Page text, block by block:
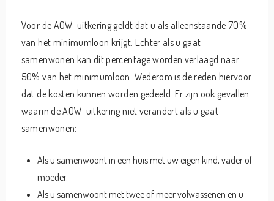
Voor de AOW-uitkering geldt dat u als alleenstaande 70%
van het minimumloon krijgt. Echter als u gaat
samenwonen kan dit percentage worden verlaagd naar
50% van het minimumloon. Wederom is de reden hiervoor
dat de kosten kunnen worden gedeeld. Er zijn ook gevallen
waarin de AOW-uitkering niet verandert als u gaat
samenwonen:
Als u samenwoont in een huis met uw eigen kind, vader of
moeder.
Als u samenwoont met twee of meer volwassenen en u